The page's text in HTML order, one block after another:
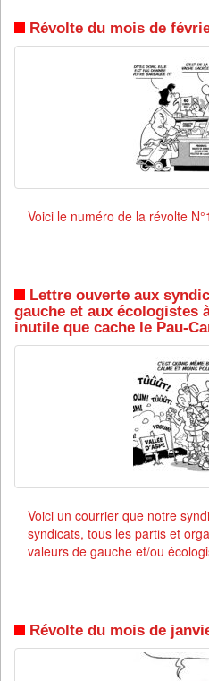
Révolte du mois de
Voici le numéro de la révolte
Lettre ouverte aux
gauche et aux écologistes
inutile que cache le Pau-
Voici un courrier que notre
syndicats, tous les partis et
valeurs de gauche et/ou
Révolte du mois de